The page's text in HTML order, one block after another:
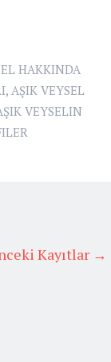
HAKKINDA
, AŞIK VEYSEL
VEYSELIN
Kayıtlar →